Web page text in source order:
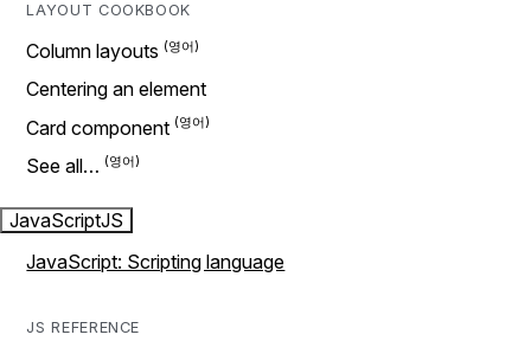
LAYOUT COOKBOOK
Column layouts
Centering an element
Card component
See all…
JavaScriptJS
JavaScript: Scripting language
JS REFERENCE